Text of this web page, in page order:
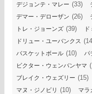
デジョンテ・マレー (33)
デマー・デローザン (26)
トレ・ジョーンズ (39)
ドリュー・ユーバンクス
バスケットボール (10) パ
ビクター・ウェンバンヤマ
ブレイク・ウェズリー (15)
マヌ・ジノビリ (10) マラ